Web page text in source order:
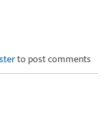
to post comments